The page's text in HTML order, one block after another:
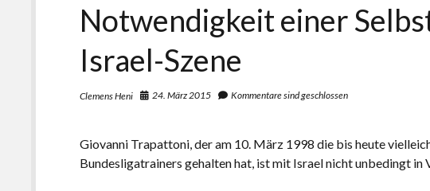
Notwendigkeit einer
Israel-Szene
Clemens Heni 24. März 2015 Kommentare sind geschlossen
Giovanni Trapattoni, der am 10. März 1998 die bis heute
Bundesligatrainers gehalten hat, ist mit Israel nicht unbedingt in